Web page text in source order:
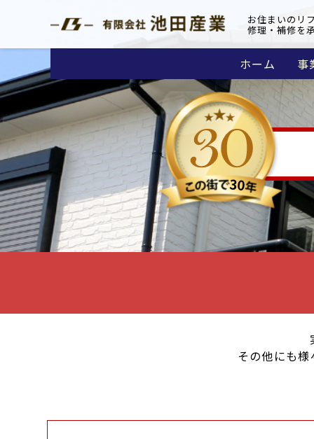
お住まいのリ
修理・補修を
ホーム 事
その他にも